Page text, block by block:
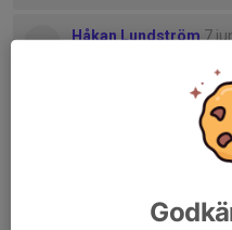
Håkan Lundström7
SMACK. Superbra
8 jun, 08:37
Tack alla, och Jonas